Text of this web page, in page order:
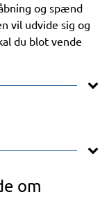
og spænd
vil udvide sig og
du blot vende
om